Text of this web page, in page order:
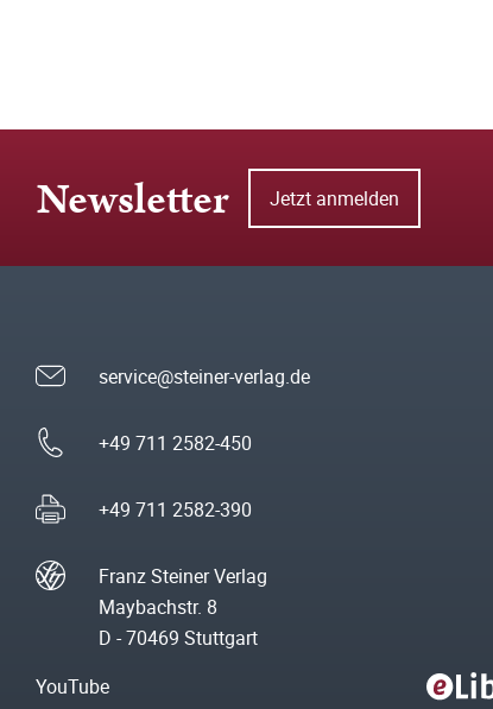
Newsletter Jetzt anmelden
service@steiner-verlag.de
+49 711 2582-450
+49 711 2582-390
Franz Steiner Verlag
Maybachstr. 8
D - 70469 Stuttgart
YouTube